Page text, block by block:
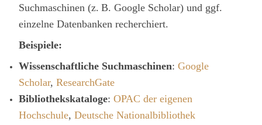
Suchmaschinen (z. B. Google Scholar) und ggf.
einzelne Datenbanken recherchiert.
Beispiele:
Wissenschaftliche Suchmaschinen: Google
Scholar, ResearchGate
Bibliothekskataloge: OPAC der eigenen
Hochschule, Deutsche Nationalbibliothek